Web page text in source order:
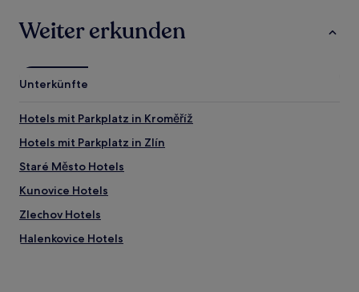
Weiter erkunden
Unterkünfte
Hotels mit Parkplatz in Kroměříž
Hotels mit Parkplatz in Zlín
Staré Město Hotels
Kunovice Hotels
Zlechov Hotels
Halenkovice Hotels